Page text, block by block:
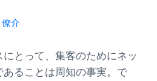
介
とって、集客のためにネッ
あることは周知の事実。で